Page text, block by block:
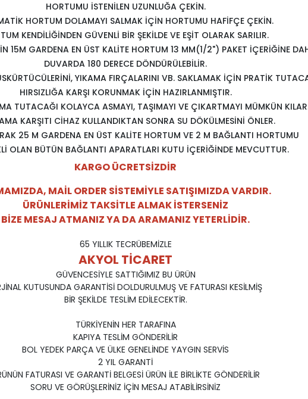
HORTUMU İSTENİLEN UZUNLUĞA ÇEKİN.
HORTUM DOLAMAYI SALMAK İÇİN HORTUMU HAFİFÇE ÇEKİN.
KENDİLİĞİNDEN GÜVENLİ BİR ŞEKİLDE VE EŞİT OLARAK SARILIR.
15M GARDENA EN ÜST KALİTE HORTUM 13 MM(1/2") PAKET İÇERİĞİNE
DUVARDA 180 DERECE DÖNDÜRÜLEBİLİR.
YIKAMA FIRÇALARINI VB. SAKLAMAK İÇİN PRATİK
HIRSIZLIĞA KARŞI KORUNMAK İÇİN HAZIRLANMIŞTIR.
TUTACAĞI KOLAYCA ASMAYI, TAŞIMAYI VE ÇIKARTMAYI MÜMKÜN
KARŞITI CİHAZ KULLANDIKTAN SONRA SU DÖKÜLMESİNİ ÖNLER.
25 M GARDENA EN ÜST KALİTE HORTUM VE 2 M BAĞLANTI HORTUMU
OLAN BÜTÜN BAĞLANTI APARATLARI KUTU İÇERİĞİNDE MEVCUTTUR.
KARGO ÜCRETSİZDİR
MAİL ORDER SİSTEMİYLE SATIŞIMIZDA VARDIR.
ÜRÜNLERİMİZ TAKSİTLE ALMAK İSTERSENİZ
BİZE MESAJ ATMANIZ YA DA ARAMANIZ YETERLİDİR.
65 YILLIK TECRÜBEMİZLE
AKYOL TİCARET
GÜVENCESİYLE SATTIĞIMIZ BU ÜRÜN
KUTUSUNDA GARANTİSİ DOLDURULMUŞ VE FATURASI KESİLMİŞ
BİR ŞEKİLDE TESLİM EDİLECEKTİR.
TÜRKİYENİN HER TARAFINA
KAPIYA TESLİM GÖNDERİLİR
BOL YEDEK PARÇA VE ÜLKE GENELİNDE YAYGIN SERVİS
2 YIL GARANTİ
FATURASI VE GARANTİ BELGESİ ÜRÜN İLE BİRLİKTE GÖNDERİLİR
SORU VE GÖRÜŞLERİNİZ İÇİN MESAJ ATABİLİRSİNİZ